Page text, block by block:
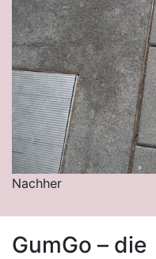
Nachher
GumGo – die